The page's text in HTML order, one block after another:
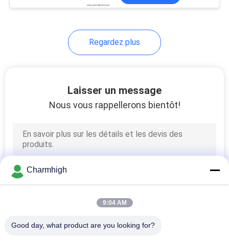
Accessoires de SMT
machine de soudure
de vague
Regardez plus
Laisser un message
Nous vous rappellerons bientôt!
Charmhigh
9:04 AM
Good day, what product are you looking for?